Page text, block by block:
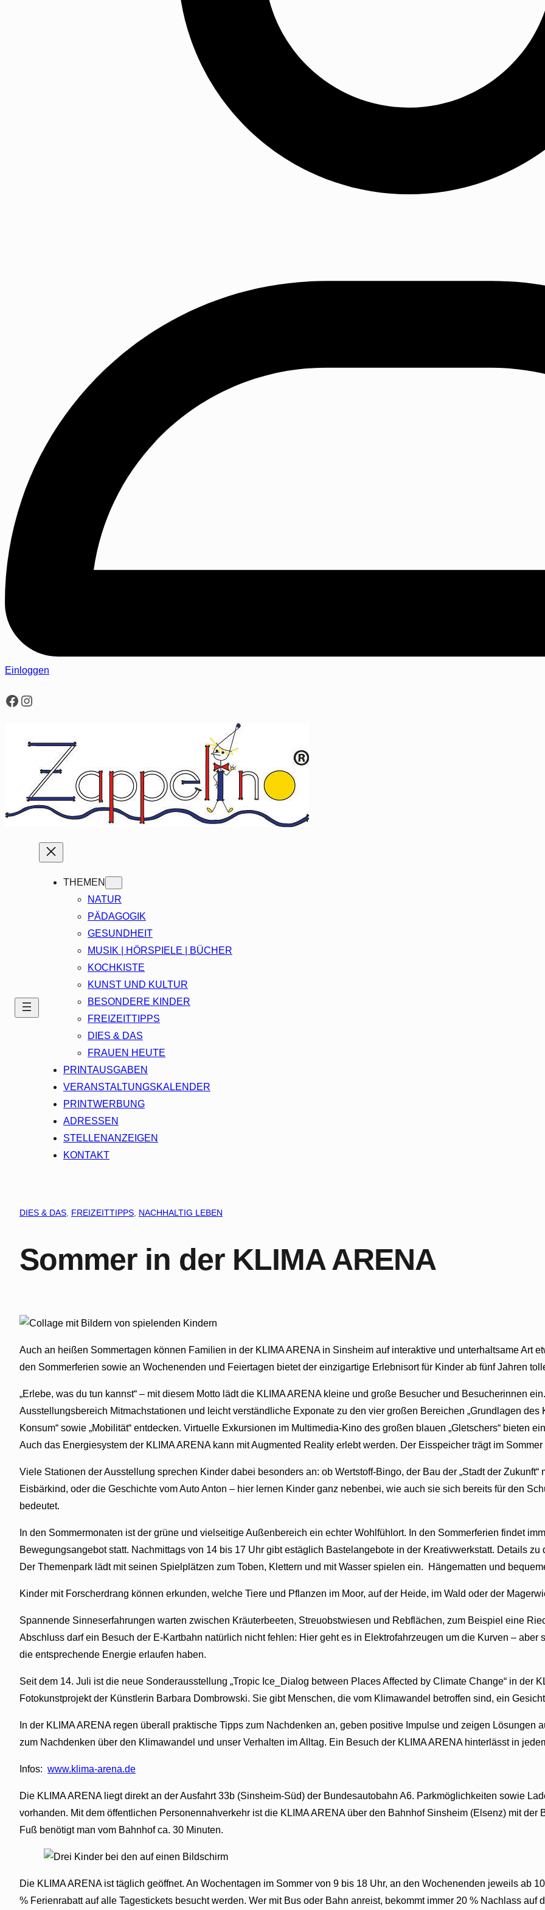
Einloggen
Facebook
Instagram
THEMEN
NATUR
PÄDAGOGIK
GESUNDHEIT
MUSIK | HÖRSPIELE | BÜCHER
KOCHKISTE
KUNST UND KULTUR
BESONDERE KINDER
FREIZEITTIPPS
DIES & DAS
FRAUEN HEUTE
PRINTAUSGABEN
VERANSTALTUNGSKALENDER
PRINTWERBUNG
ADRESSEN
STELLENANZEIGEN
KONTAKT
DIES & DAS FREIZEITTIPPS NACHHALTIG LEBEN
Sommer in der KLIMA ARENA
Auch an heißen Sommertagen können Familien in der KLIMA ARENA in Sinsheim auf interaktive und unterhaltsame Art
den Sommerferien sowie an Wochenenden und Feiertagen bietet der einzigartige Erlebnisort für Kinder ab fünf Jahren
„Erlebe, was du tun kannst“ – mit diesem Motto lädt die KLIMA ARENA kleine und große Besucher und Besucherinnen
Ausstellungsbereich Mitmachstationen und leicht verständliche Exponate zu den vier großen Bereichen „Grundlagen des
Konsum“ sowie „Mobilität“ entdecken. Virtuelle Exkursionen im Multimedia-Kino des großen blauen „Gletschers“ bieten
Auch das Energiesystem der KLIMA ARENA kann mit Augmented Reality erlebt werden. Der Eisspeicher trägt im
Viele Stationen der Ausstellung sprechen Kinder dabei besonders an: ob Wertstoff-Bingo, der Bau der „Stadt der
Eisbärkind, oder die Geschichte vom Auto Anton – hier lernen Kinder ganz nebenbei, wie auch sie sich bereits für den
bedeutet.
In den Sommermonaten ist der grüne und vielseitige Außenbereich ein echter Wohlfühlort. In den Sommerferien findet
Bewegungsangebot statt. Nachmittags von 14 bis 17 Uhr gibt estäglich Bastelangebote in der Kreativwerkstatt. Details
Der Themenpark lädt mit seinen Spielplätzen zum Toben, Klettern und mit Wasser spielen ein.
Hängematten und
Kinder mit Forscherdrang können erkunden, welche Tiere und Pflanzen im Moor, auf der Heide, im Wald oder der
Spannende Sinneserfahrungen warten zwischen Kräuterbeeten, Streuobstwiesen und Rebflächen, zum Beispiel eine
Abschluss darf ein Besuch der E-Kartbahn natürlich nicht fehlen: Hier geht es in Elektrofahrzeugen um die Kurven –
die entsprechende Energie erlaufen haben.
Seit dem 14. Juli ist die neue Sonderausstellung „Tropic Ice_Dialog between Places Affected by Climate Change“ in der
Fotokunstprojekt der Künstlerin Barbara Dombrowski. Sie gibt Menschen, die vom Klimawandel betroffen sind, ein
In der KLIMA ARENA regen überall praktische Tipps zum Nachdenken an, geben positive Impulse und zeigen
zum Nachdenken über den Klimawandel und unser Verhalten im Alltag. Ein Besuch der KLIMA ARENA hinterlässt in
Infos: www.klima-arena.de
Die KLIMA ARENA liegt direkt an der Ausfahrt 33b (Sinsheim-Süd) der Bundesautobahn A6. Parkmöglichkeiten sowie
vorhanden. Mit dem öffentlichen Personennahverkehr ist die KLIMA ARENA über den Bahnhof Sinsheim (Elsenz) mit
Fuß benötigt man vom Bahnhof ca. 30 Minuten.
Die KLIMA ARENA ist täglich geöffnet. An Wochentagen im Sommer von 9 bis 18 Uhr, an den Wochenenden jeweils ab
% Ferienrabatt auf alle Tagestickets besucht werden. Wer mit Bus oder Bahn anreist, bekommt immer 20 % Nachlass auf